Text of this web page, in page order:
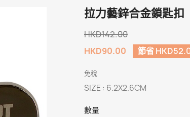
拉力藝鋅合金鎖匙扣
HKD142.00
HKD90.00
節省
免稅
SIZE : 6.2X2.6CM
數量